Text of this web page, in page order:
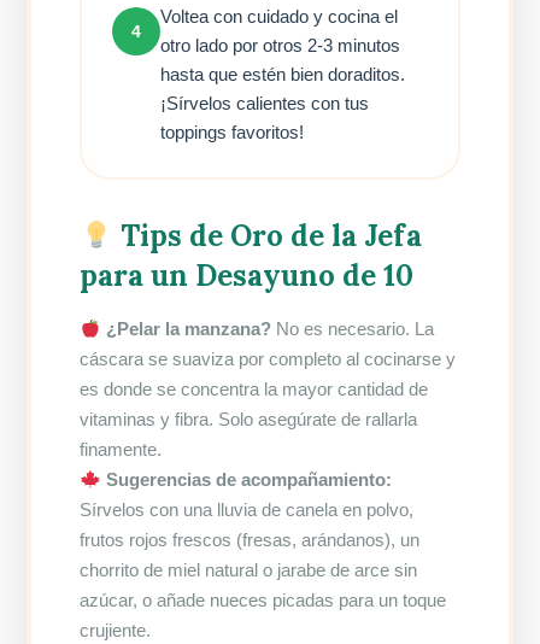
4
Voltea con cuidado y cocina el
otro lado por otros 2-3 minutos
hasta que estén bien doraditos.
¡Sírvelos calientes con tus
toppings favoritos!
Tips de Oro de la Jefa
para un Desayuno de 10
¿Pelar la manzana?No es necesario. La
cáscara se suaviza por completo al cocinarse y
es donde se concentra la mayor cantidad de
vitaminas y fibra. Solo asegúrate de rallarla
finamente.
Sugerencias de acompañamiento:
Sírvelos con una lluvia de canela en polvo,
frutos rojos frescos (fresas, arándanos), un
chorrito de miel natural o jarabe de arce sin
azúcar, o añade nueces picadas para un toque
crujiente.